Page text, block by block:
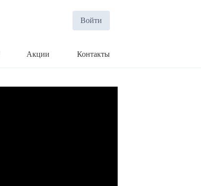
Войти
Акции Контакты